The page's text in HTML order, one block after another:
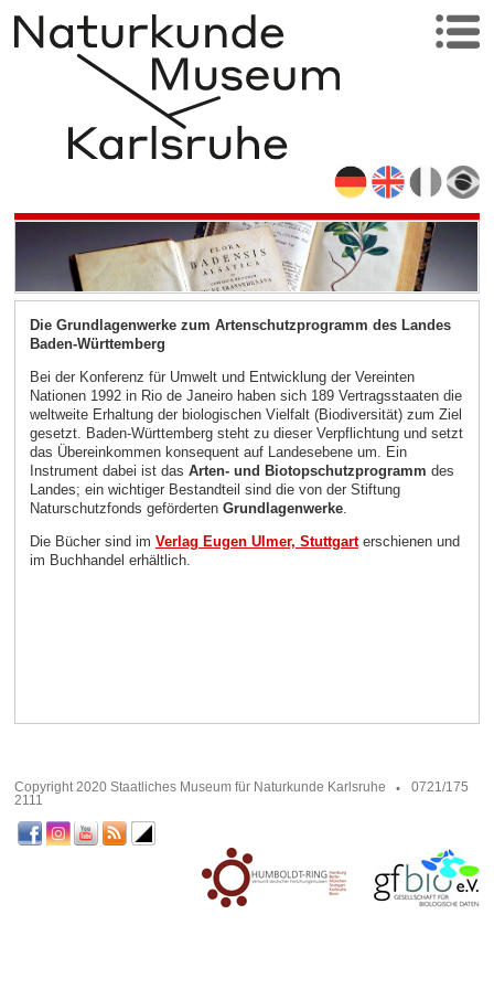
Die Grundlagenwerke zum Artenschutzprogramm des Landes
Baden-Württemberg
Bei der Konferenz für Umwelt und Entwicklung der Vereinten
Nationen 1992 in Rio de Janeiro haben sich 189 Vertragsstaaten die
weltweite Erhaltung der biologischen Vielfalt (Biodiversität) zum Ziel
gesetzt. Baden-Württemberg steht zu dieser Verpflichtung und setzt
das Übereinkommen konsequent auf Landesebene um. Ein
Instrument dabei ist das Arten- und Biotopschutzprogramm des
Landes; ein wichtiger Bestandteil sind die von der Stiftung
Naturschutzfonds geförderten Grundlagenwerke.
Die Bücher sind im Verlag Eugen Ulmer, Stuttgarterschienen und
im Buchhandel erhältlich.
Copyright 2020 Staatliches Museum für Naturkunde Karlsruhe
0721/175
2111